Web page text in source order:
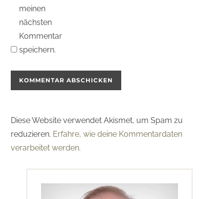
meinen
nächsten
Kommentar
speichern.
Diese Website verwendet Akismet, um Spam zu
reduzieren. Erfahre, wie deine Kommentardaten
verarbeitet werden.